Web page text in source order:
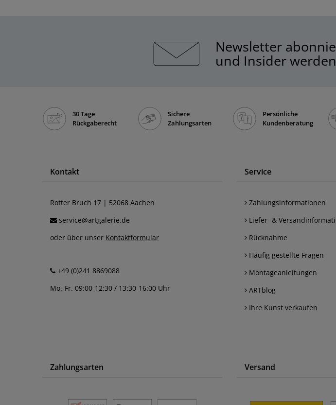
Newsletter
und Insider werden
30 Tage
Rückgaberecht
Sichere
Zahlungsarten
Persönliche
Kundenberatung
Kontakt
Rotter Bruch 17 | 52068 Aachen
service@artgalerie.de
oder über unser Kontaktformular
+49 (0)241 8869088
Mo.-Fr. 09:00-12:30 / 13:30-16:00 Uhr
Service
Zahlungsinformationen
Liefer- &
Rücknahme
Häufig gestellte Fragen
Montageanleitungen
ARTblog
Ihre Kunst verkaufen
Zahlungsarten Versand